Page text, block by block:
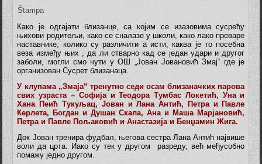
Štampa
Како је одгајати близанце, са којим се изазовима сусрећу
њихови родитељи, како се сналазе у школи, како лако преваре
наставнике, колико су различити а исти, каква је то посебна
веза између њих , да ли стварно кад се један удари и другог
заболи, могли смо чути у ОШ „Јован Јовановић Змај“ где је
организован Сусрет близанаца.
У клупама „Змаја“ тренутно седи осам близаначких парова
свих узраста – Софија и Теодора Тумбас Локетић, Уна и
Хана Пеић Тукуљац, Јован и Лана Антић, Петра и Павле
Керлета, Богдан и Душан Скала, Ана и Маша Марјановић,
Петра и Павле Пољаковић и Анастазија и Бенџамин Жига.
Док Јован тренира фудбал, његова сестра Лана Антић највише
воли да црта. Иако су тек у другом разреду, већ међусобно
помажу једно другом.